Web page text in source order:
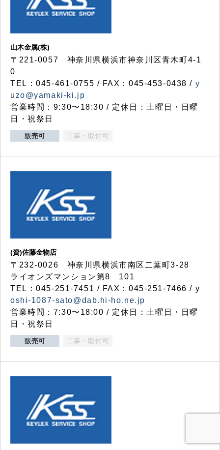
山木金属(株)
〒221-0057 神奈川県横浜市神奈川区青木町4-1
0
TEL：045-461-0755 / FAX：045-453-0438 / y
uzo@yamaki-ki.jp
営業時間：9:30〜18:30 / 定休日：土曜日・日曜
日・祝祭日
販売可 工事・取付可
(資)佐藤金物店
〒232-0026 神奈川県横浜市南区二葉町3-28
ライオンズマンション第8 101
TEL：045-251-7451 / FAX：045-251-7466 / y
oshi-1087-sato@dab.hi-ho.ne.jp
営業時間：7:30〜18:00 / 定休日：土曜日・日曜
日・祝祭日
販売可 工事・取付可